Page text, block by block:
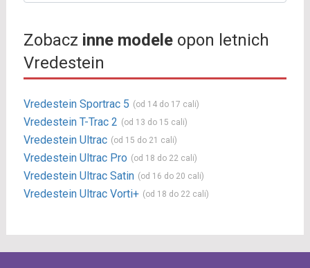
Zobacz inne modeleopon letnich
Vredestein
Vredestein Sportrac 5 (od 14 do 17 cali)
Vredestein T-Trac 2 (od 13 do 15 cali)
Vredestein Ultrac (od 15 do 21 cali)
Vredestein Ultrac Pro (od 18 do 22 cali)
Vredestein Ultrac Satin (od 16 do 20 cali)
Vredestein Ultrac Vorti+ (od 18 do 22 cali)